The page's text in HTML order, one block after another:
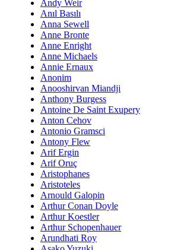
Andy Weir
Anıl Basılı
Anna Sewell
Anne Bronte
Anne Enright
Anne Michaels
Annie Ernaux
Anonim
Anooshirvan Miandji
Anthony Burgess
Antoine De Saint Exupery
Anton Cehov
Antonio Gramsci
Antony Flew
Arif Ergin
Arif Oruç
Aristophanes
Aristoteles
Arnould Galopin
Arthur Conan Doyle
Arthur Koestler
Arthur Schopenhauer
Arundhati Roy